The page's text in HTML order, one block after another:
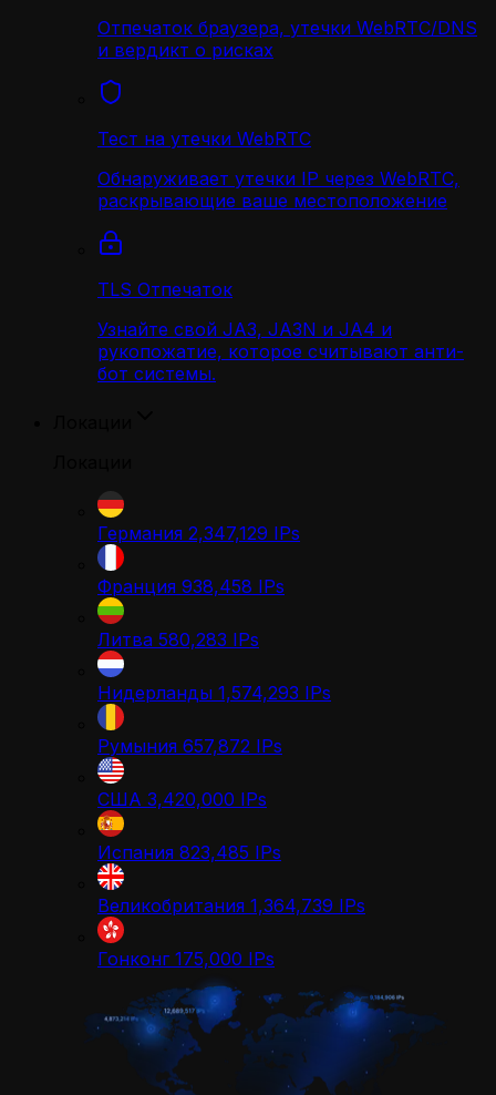
Отпечаток браузера, утечки WebRTC/DNS
и вердикт о рисках
Тест на утечки WebRTC
Обнаруживает утечки IP через WebRTC,
раскрывающие ваше местоположение
TLS Отпечаток
Узнайте свой JA3, JA3N и JA4 и
рукопожатие, которое считывают анти-
бот системы.
Германия 2,347,129 IPs
Франция 938,458 IPs
Литва 580,283 IPs
Нидерланды 1,574,293 IPs
Румыния 657,872 IPs
США 3,420,000 IPs
Испания 823,485 IPs
Великобритания 1,364,739 IPs
Гонконг 175,000 IPs